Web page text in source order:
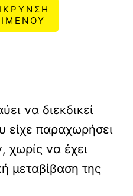
να διεκδικεί
είχε παραχωρήσει
χωρίς να έχει
μεταβίβαση της